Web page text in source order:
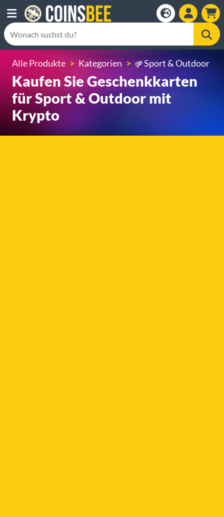
Alle Produkte Kategorien Sport & Outdoor
Kaufen Sie Geschenkkarten
für Sport & Outdoor mit
Krypto